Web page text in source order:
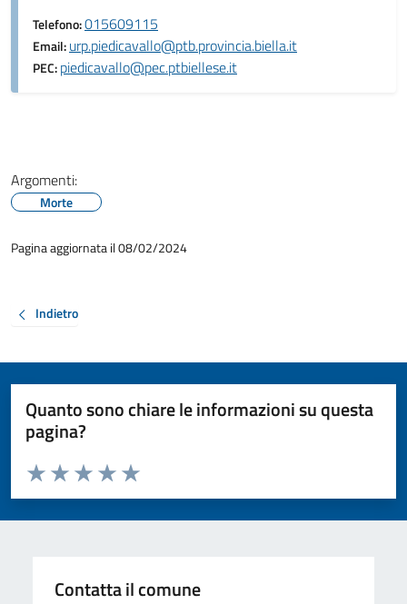
Telefono:015609115
Email:urp.piedicavallo@ptb.provincia.biella.it
PEC:piedicavallo@pec.ptbiellese.it
Argomenti:
Morte
Pagina aggiornata il 08/02/2024
Indietro
Quanto sono chiare le informazioni su questa
pagina?
Valuta da 1 a 5 stelle la pagina
Valuta 5 stelle su 5
Valuta 4 stelle su 5
Valuta 3 stelle su 5
Valuta 2 stelle su 5
Valuta 1 stelle su 5
Contatta il comune